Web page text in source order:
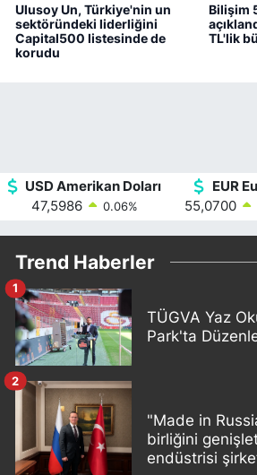
Ulusoy Un, Türkiye'nin un
sektöründeki liderliğini
Capital500 listesinde de
korudu
Bilişim
TL'lik
USD Amerikan Doları
47,5986
0.06%
EUR
55,0700
Trend Haberler
TÜGVA Yaz
Park'ta
1
"Made in
birliğini
endüstrisi
2